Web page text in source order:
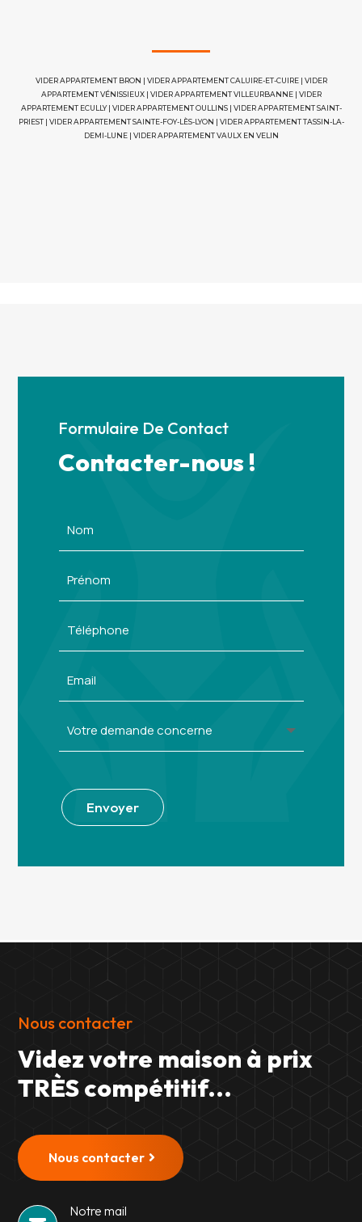
VIDER APPARTEMENT BRON VIDER APPARTEMENT CALUIRE-ET-CUIRE| VIDER
APPARTEMENT VÉNISSIEUX| VIDER APPARTEMENT VILLEURBANNE| VIDER
APPARTEMENT ECULLY| VIDER APPARTEMENT OULLINS| VIDER APPARTEMENT SAINT-
PRIEST| VIDER APPARTEMENT SAINTE-FOY-LÈS-LYON
VIDER APPARTEMENT TASSIN-LA-
DEMI-LUNE| VIDER APPARTEMENT VAULX EN VELIN
Formulaire De Contact
Contacter-nous !
Envoyer
Nous contacter
Videz votre maison à prix
TRÈS compétitif...
Nous contacter
Notre mail